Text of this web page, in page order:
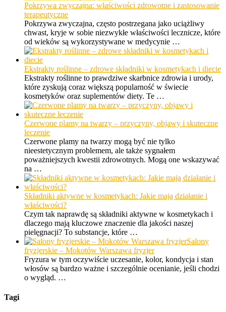
Pokrzywa zwyczajna: właściwości zdrowotne i zastosowanie
terapeutyczne
Pokrzywa zwyczajna, często postrzegana jako uciążliwy
chwast, kryje w sobie niezwykłe właściwości lecznicze, które
od wieków są wykorzystywane w medycynie …
Ekstrakty roślinne – zdrowe składniki w kosmetykach i diecie
Ekstrakty roślinne to prawdziwe skarbnice zdrowia i urody,
które zyskują coraz większą popularność w świecie
kosmetyków oraz suplementów diety. Te …
Czerwone plamy na twarzy – przyczyny, objawy i skuteczne
leczenie
Czerwone plamy na twarzy mogą być nie tylko
nieestetycznym problemem, ale także sygnałem
poważniejszych kwestii zdrowotnych. Mogą one wskazywać
na …
Składniki aktywne w kosmetykach: Jakie mają działanie i
właściwości?
Czym tak naprawdę są składniki aktywne w kosmetykach i
dlaczego mają kluczowe znaczenie dla jakości naszej
pielęgnacji? To substancje, które …
Salony
fryzjerskie – Mokotów Warszawa fryzjer
Fryzura w tym oczywiście uczesanie, kolor, kondycja i stan
włosów są bardzo ważne i szczególnie ocenianie, jeśli chodzi
o wygląd. …
Tagi